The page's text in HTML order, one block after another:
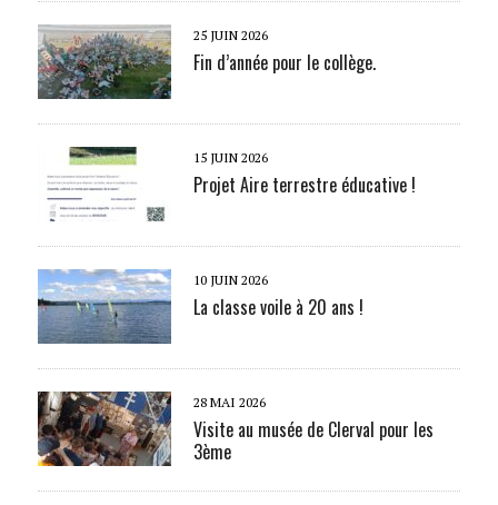
25 JUIN 2026
Fin d’année pour le collège.
15 JUIN 2026
Projet Aire terrestre éducative !
10 JUIN 2026
La classe voile à 20 ans !
28 MAI 2026
Visite au musée de Clerval pour les
3ème